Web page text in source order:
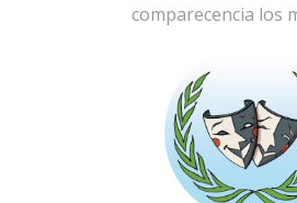
comparecencia los